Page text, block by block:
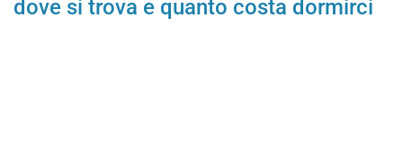
dove si trova e quanto costa dormirci